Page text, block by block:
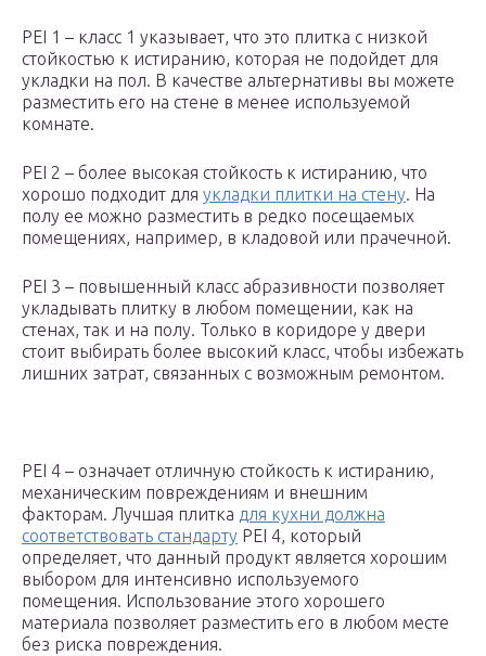
PEI 1 – класс 1 указывает, что это плитка с низкой
стойкостью к истиранию, которая не подойдет для
укладки на пол. В качестве альтернативы вы можете
разместить его на стене в менее используемой
комнате.
PEI 2 – более высокая стойкость к истиранию, что
хорошо подходит для укладки плитки на стену. На
полу ее можно разместить в редко посещаемых
помещениях, например, в кладовой или прачечной.
PEI 3 – повышенный класс абразивности позволяет
укладывать плитку в любом помещении, как на
стенах, так и на полу. Только в коридоре у двери
стоит выбирать более высокий класс, чтобы избежать
лишних затрат, связанных с возможным ремонтом.
PEI 4 – означает отличную стойкость к истиранию,
механическим повреждениям и внешним
факторам. Лучшая плитка для кухни должна
соответствовать стандарту PEI 4, который
определяет, что данный продукт является хорошим
выбором для интенсивно используемого
помещения. Использование этого хорошего
материала позволяет разместить его в любом месте
без риска повреждения.